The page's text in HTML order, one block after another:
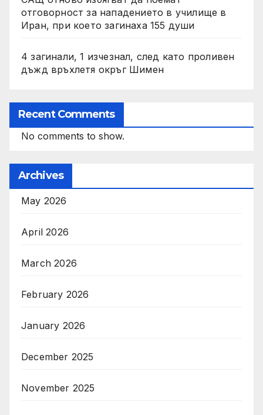
отговорност за нападението в училище в
Иран, при което загинаха 155 души
4 загинали, 1 изчезнал, след като проливен
дъжд връхлетя окръг Шимен
Recent Comments
No comments to show.
Archives
May 2026
April 2026
March 2026
February 2026
January 2026
December 2025
November 2025